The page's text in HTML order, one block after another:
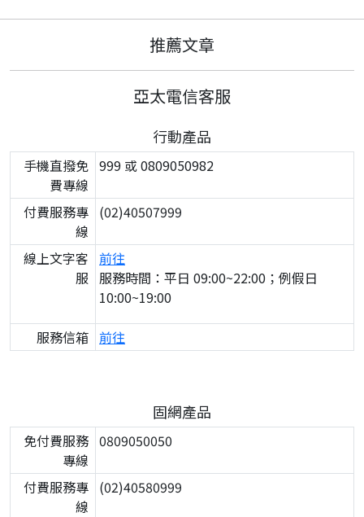
推薦文章
亞太電信客服
行動產品
手機直撥免
費專線
999 或 0809050982
付費服務專
線
(02)40507999
線上文字客
服
前往
服務時間：平日 09:00~22:00；例假日
10:00~19:00
服務信箱 前往
固網產品
免付費服務
專線
0809050050
付費服務專
線
(02)40580999